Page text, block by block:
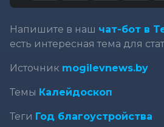
Напишите в наш чат-бот в
есть интересная тема для
Источник mogilevnews.by
Темы Калейдоскоп
Теги Год благоустройства